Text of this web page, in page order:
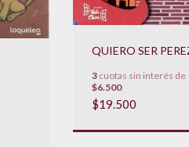
QUIERO SER
3cuotas sin interés de
$6.500
$19.500